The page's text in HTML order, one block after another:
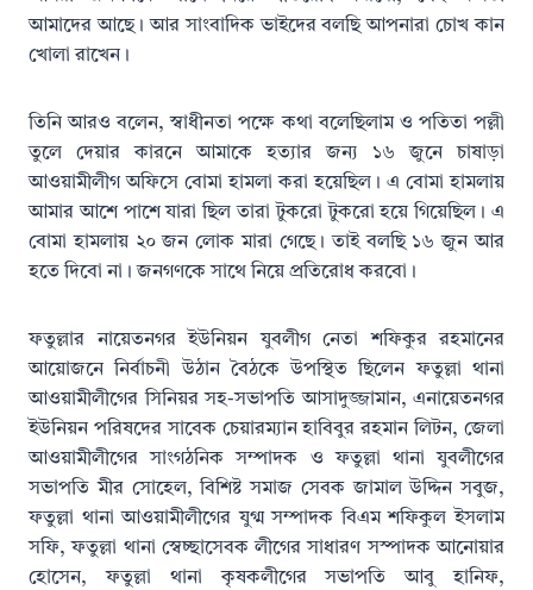
আমাদের আছে। আর সাংবাদিক ভাইদের বলছি আপনারা চোখ কান
খোলা রাখেন।
তিনি আরও বলেন, স্বাধীনতা পক্ষে কথা বলেছিলাম ও পতিতা পল্লী
তুলে দেয়ার কারনে আমাকে হত্যার জন্য ১৬ জুনে চাষাড়া
আওয়ামীলীগ অফিসে বোমা হামলা করা হয়েছিল। এ বোমা হামলায়
আমার আশে পাশে যারা ছিল তারা টুকরো টুকরো হয়ে গিয়েছিল। এ
বোমা হামলায় ২০ জন লোক মারা গেছে। তাই বলছি ১৬ জুন আর
হতে দিবো না। জনগণকে সাথে নিয়ে প্রতিরোধ করবো।
ফতুল্লার নায়েতনগর ইউনিয়ন যুবলীগ নেতা শফিকুর রহমানের
আয়োজনে নির্বাচনী উঠান বৈঠকে উপস্থিত ছিলেন ফতুল্লা থানা
আওয়ামীলীগের সিনিয়র সহ-সভাপতি আসাদুজ্জামান, এনায়েতনগর
ইউনিয়ন পরিষদের সাবেক চেয়ারম্যান হাবিবুর রহমান লিটন, জেলা
আওয়ামীলীগের সাংগঠনিক সম্পাদক ও ফতুল্লা থানা যুবলীগের
সভাপতি মীর সোহেল, বিশিষ্ট সমাজ সেবক জামাল উদ্দিন সবুজ,
ফতুল্লা থানা আওয়ামীলীগের যুগ্ম সম্পাদক বিএম শফিকুল ইসলাম
সফি, ফতুল্লা থানা স্বেচ্ছাসেবক লীগের সাধারণ সস্পাদক আনোয়ার
হোসেন, ফতুল্লা থানা কৃষকলীগের সভাপতি আবু হানিফ,